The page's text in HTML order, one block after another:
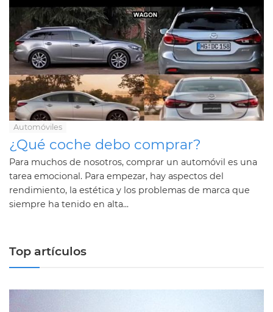
Automóviles
¿Qué coche debo comprar?
Para muchos de nosotros, comprar un automóvil es una
tarea emocional. Para empezar, hay aspectos del
rendimiento, la estética y los problemas de marca que
siempre ha tenido en alta...
Top artículos